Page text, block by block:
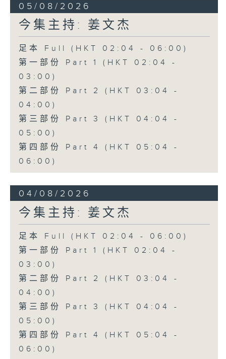
05/08/2026
今集主持: 姜文杰
足本 Full (HKT 02:04 - 06:00)
第一部份 Part 1 (HKT 02:04 -
03:00)
第二部份 Part 2 (HKT 03:04 -
04:00)
第三部份 Part 3 (HKT 04:04 -
05:00)
第四部份 Part 4 (HKT 05:04 -
06:00)
04/08/2026
今集主持: 姜文杰
足本 Full (HKT 02:04 - 06:00)
第一部份 Part 1 (HKT 02:04 -
03:00)
第二部份 Part 2 (HKT 03:04 -
04:00)
第三部份 Part 3 (HKT 04:04 -
05:00)
第四部份 Part 4 (HKT 05:04 -
06:00)